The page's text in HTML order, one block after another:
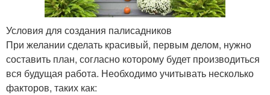
Условия для создания палисадников
При желании сделать красивый, первым делом, нужно
составить план, согласно которому будет производиться
вся будущая работа. Необходимо учитывать несколько
факторов, таких как: